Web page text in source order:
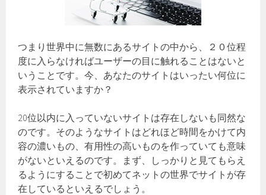
つまり世界中に無数にあるサイトの中から、２０位程
度に入らなければユーザーの目に触れることはないと
いうことです。今、あなたのサイトはいったい何位に
表示されていますか？
20位以内に入っていないサイトは存在しないも同然な
のです。そのようなサイトはどれほど時間をかけて内
容の濃いもの、有用性の高いものを作っていても意味
がないといえるのです。まず、しっかりと見てもらえ
るようにすることで初めてネットの世界でサイトが存
在しているといえるでしょう。